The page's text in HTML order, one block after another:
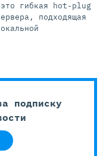
это гибкая hot-plug
подходящая
подписку